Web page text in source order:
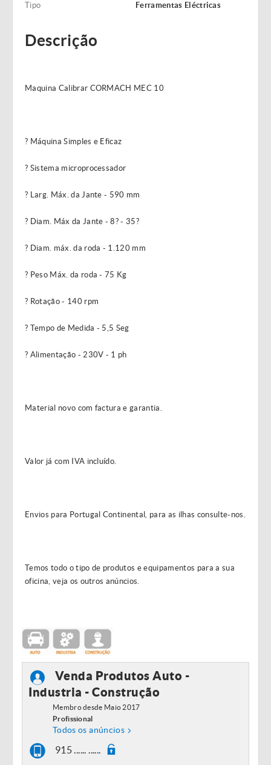
Tipo Ferramentas Eléctricas
Descrição
Maquina Calibrar CORMACH MEC 10
? Máquina Simples e Eficaz
? Sistema microprocessador
? Larg. Máx. da Jante - 590 mm
? Diam. Máx da Jante - 8? - 35?
? Diam. máx. da roda - 1.120 mm
? Peso Máx. da roda - 75 Kg
? Rotação - 140 rpm
? Tempo de Medida - 5,5 Seg
? Alimentação - 230V - 1 ph
Material novo com factura e garantia.
Valor já com IVA incluído.
Envios para Portugal Continental, para as ilhas consulte-nos.
Temos todo o tipo de produtos e equipamentos para a sua
oficina, veja os outros anúncios.
Venda Produtos Auto -
Industria - Construção
Membro desde Maio 2017
Profissional
Todos os anúncios
915 ...... ......